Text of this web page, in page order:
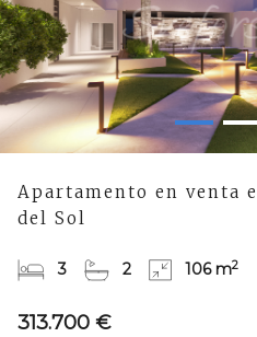
Apartamento en venta
del Sol
3 2 106 m2
313.700 €